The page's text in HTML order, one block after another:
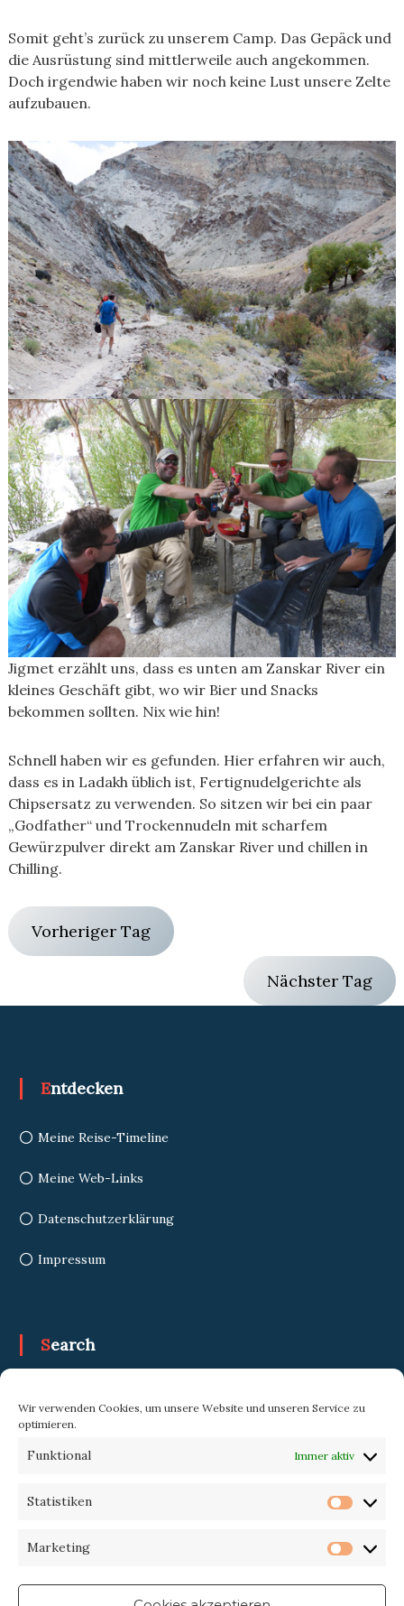
Wir verwenden Cookies, um unsere Website und unseren Service zu
optimieren.
Funktional Immer aktiv
Statistiken
Marketing
Somit geht’s zurück zu unserem Camp. Das Gepäck und
die Ausrüstung sind mittlerweile auch angekommen.
Doch irgendwie haben wir noch keine Lust unsere Zelte
aufzubauen.
Jigmet erzählt uns, dass es unten am Zanskar River ein
kleines Geschäft gibt, wo wir Bier und Snacks
bekommen sollten. Nix wie hin!
Schnell haben wir es gefunden. Hier erfahren wir auch,
dass es in Ladakh üblich ist, Fertignudelgerichte als
Chipsersatz zu verwenden. So sitzen wir bei ein paar
„Godfather“ und Trockennudeln mit scharfem
Gewürzpulver direkt am Zanskar River und chillen in
Chilling.
Vorheriger Tag
Nächster Tag
Entdecken
Meine Reise-Timeline
Meine Web-Links
Datenschutzerklärung
Impressum
Search
for: